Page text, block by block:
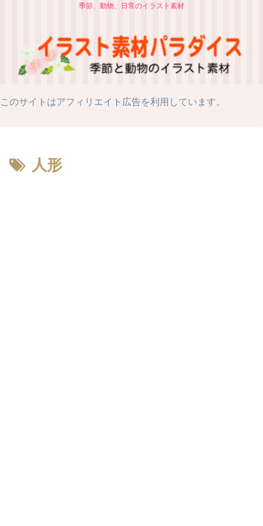
季節、動物、日常のイラスト素材
このサイトはアフィリエイト広告を利用しています。
人形